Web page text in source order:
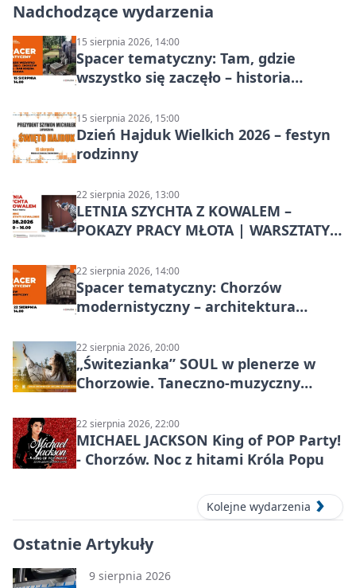
Nadchodzące wydarzenia
15 sierpnia 2026, 14:00
Spacer tematyczny: Tam, gdzie
wszystko się zaczęło – historia
15 sierpnia 2026, 15:00
Dzień Hajduk Wielkich 2026 – festyn
rodzinny
22 sierpnia 2026, 13:00
LETNIA SZYCHTA Z KOWALEM –
POKAZY PRACY MŁOTA | WARSZTATY
22 sierpnia 2026, 14:00
Spacer tematyczny: Chorzów
modernistyczny – architektura
22 sierpnia 2026, 20:00
„Świtezianka” SOUL w plenerze w
Chorzowie. Taneczno-muzyczny
22 sierpnia 2026, 22:00
MICHAEL JACKSON King of POP Party!
- Chorzów. Noc z hitami Króla Popu
Kolejne wydarzenia
Ostatnie Artykuły
9 sierpnia 2026